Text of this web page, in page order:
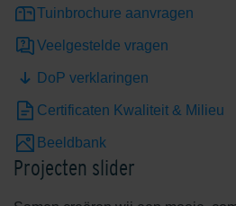
Tuinbrochure aanvragen
Veelgestelde vragen
DoP verklaringen
Certificaten Kwaliteit & Milieu
Beeldbank
Projecten slider